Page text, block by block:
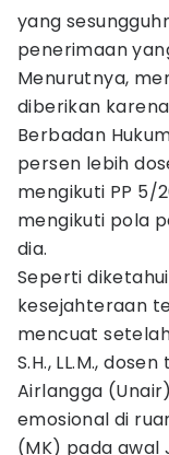
yang
penerimaan
Menurutnya,
diberikan
Berbadan
persen lebih
mengikuti PP 5/
mengikuti pola
dia.
Seperti
kesejahteraan
mencuat
S.H., LL.M.,
Airlangga
emosional di
(MK) pada awal